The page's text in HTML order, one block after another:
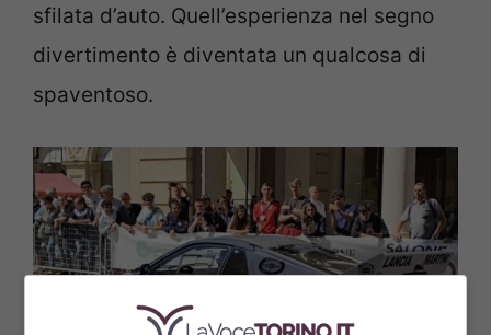
sfilata d’auto. Quell’esperienza nel segno
divertimento è diventata un qualcosa di
spaventoso.